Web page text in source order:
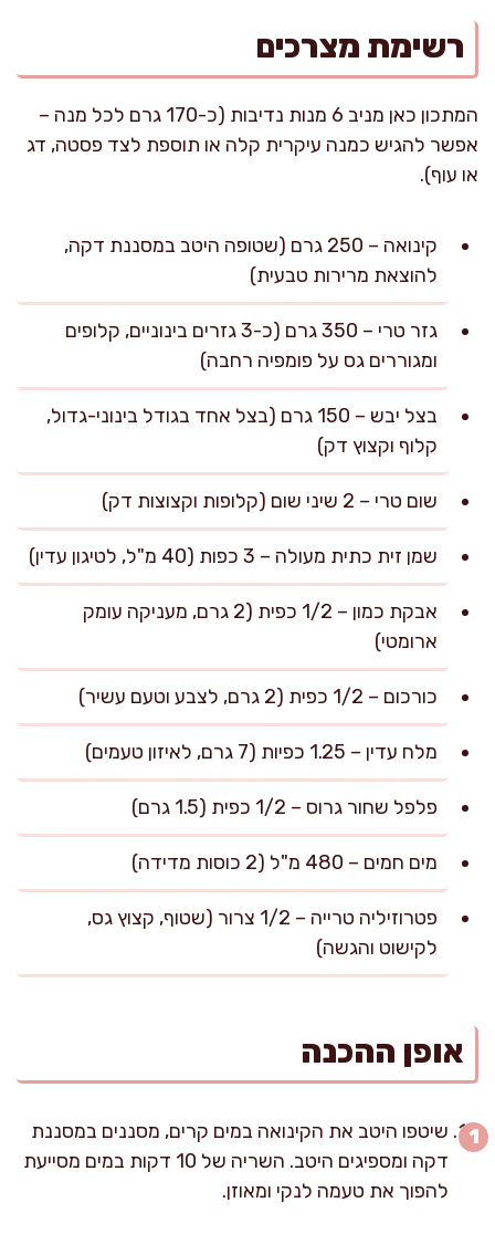
רשימת מצרכים
המתכון כאן מניב 6 מנות נדיבות (כ-170 גרם לכל מנה –
אפשר להגיש כמנה עיקרית קלה או תוספת לצד פסטה, דג
או עוף).
קינואה – 250 גרם (שטופה היטב במסננת דקה,
להוצאת מרירות טבעית)
גזר טרי – 350 גרם (כ-3 גזרים בינוניים, קלופים
ומגוררים גס על פומפיה רחבה)
בצל יבש – 150 גרם (בצל אחד בגודל בינוני-גדול,
קלוף וקצוץ דק)
שום טרי – 2 שיני שום (קלופות וקצוצות דק)
שמן זית כתית מעולה – 3 כפות (40 מ"ל, לטיגון עדין)
אבקת כמון – 1/2 כפית (2 גרם, מעניקה עומק
ארומטי)
כורכום – 1/2 כפית (2 גרם, לצבע וטעם עשיר)
מלח עדין – 1.25 כפיות (7 גרם, לאיזון טעמים)
פלפל שחור גרוס – 1/2 כפית (1.5 גרם)
מים חמים – 480 מ"ל (2 כוסות מדידה)
פטרוזיליה טרייה – 1/2 צרור (שטוף, קצוץ גס,
לקישוט והגשה)
אופן ההכנה
שיטפו היטב את הקינואה במים קרים, מסננים במסננת
דקה ומספיגים היטב. השריה של 10 דקות במים מסייעת
להפוך את טעמה לנקי ומאוזן.